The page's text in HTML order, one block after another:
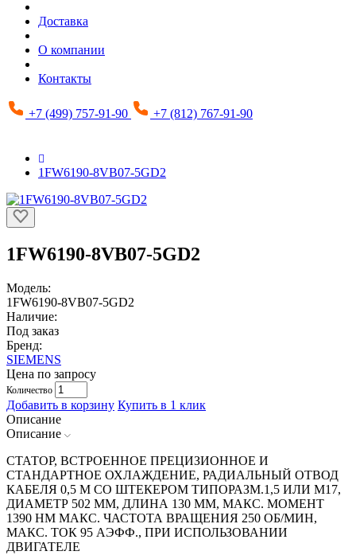
Доставка
О компании
Контакты
+7 (499) 757-91-90 +7 (812) 767-91-90
1FW6190-8VB07-5GD2
1FW6190-8VB07-5GD2
Модель:
1FW6190-8VB07-5GD2
Наличие:
Под заказ
Бренд:
SIEMENS
Цена по запросу
Количество
Добавить в корзину Купить в 1 клик
Описание
Описание
СТАТОР, ВСТРОЕННОЕ ПРЕЦИЗИОННОЕ И
СТАНДАРТНОЕ ОХЛАЖДЕНИЕ, РАДИАЛЬНЫЙ ОТВОД
КАБЕЛЯ 0,5 М СО ШТЕКЕРОМ ТИПОРАЗМ.1,5 ИЛИ M17,
ДИАМЕТР 502 ММ, ДЛИНА 130 ММ, МАКС. МОМЕНТ
1390 HM МАКС. ЧАСТОТА ВРАЩЕНИЯ 250 ОБ/МИН,
МАКС. ТОК 95 АЭФФ., ПРИ ИСПОЛЬЗОВАНИИ
ДВИГАТЕЛЕ